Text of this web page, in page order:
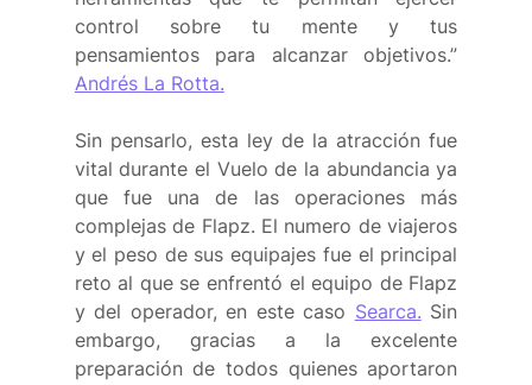
control sobre tu mente y tus
Andrés La Rotta.
Sin pensarlo, esta ley de la atracción fue
vital durante el Vuelo de la abundancia ya
que fue una de las operaciones más
complejas de Flapz. El numero de viajeros
y el peso de sus equipajes fue el principal
reto al que se enfrentó el equipo de Flapz
y del operador, en este caso Searca. Sin
embargo, gracias a la excelente
preparación de todos quienes aportaron